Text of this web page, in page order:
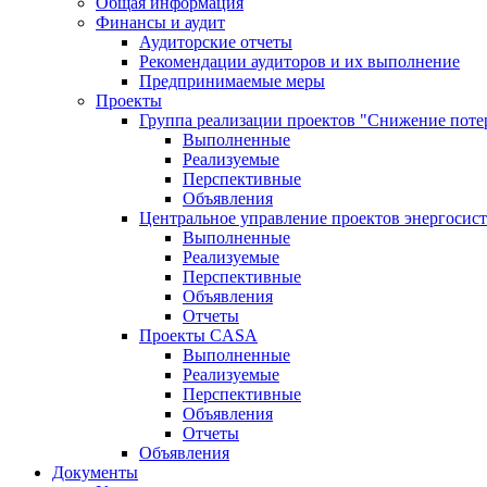
Финансы и аудит
Аудиторские отчеты
Рекомендации аудиторов и их выполнение
Предпринимаемые меры
Проекты
Группа реализации проектов "Снижение
Выполненные
Реализуемые
Перспективные
Объявления
Центральное управление проектов
Выполненные
Реализуемые
Перспективные
Объявления
Отчеты
Проекты CASA
Выполненные
Реализуемые
Перспективные
Объявления
Отчеты
Объявления
Документы